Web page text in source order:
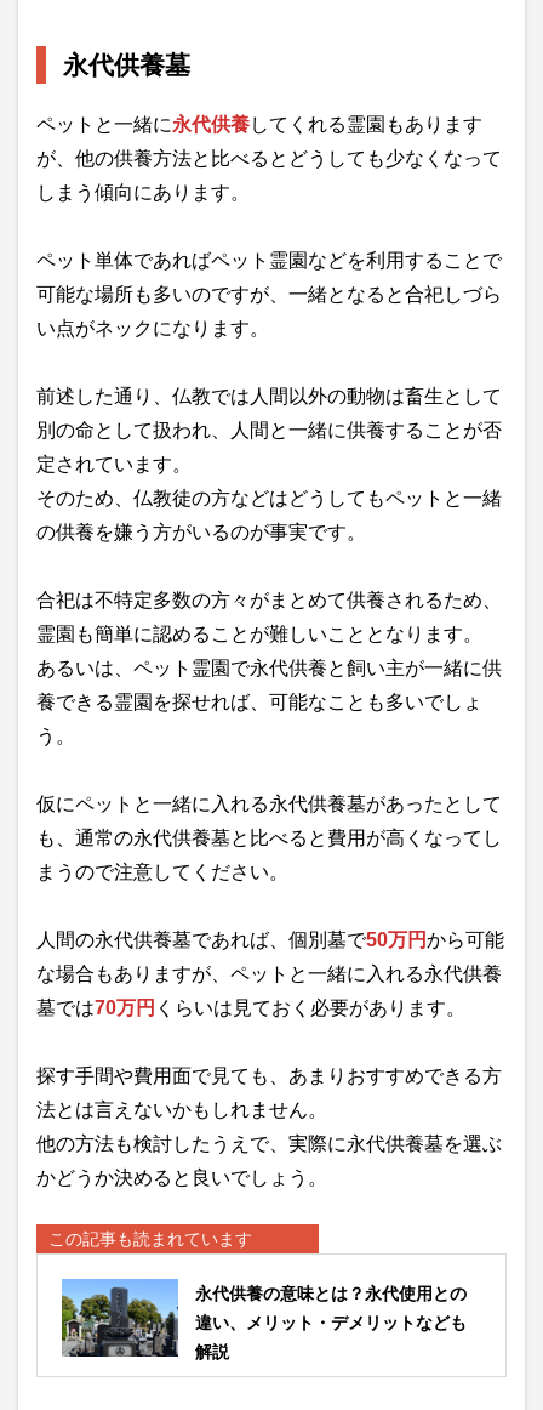
永代供養墓
ペットと一緒に永代供養してくれる霊園もあります
が、他の供養方法と比べるとどうしても少なくなって
しまう傾向にあります。
ペット単体であればペット霊園などを利用することで
可能な場所も多いのですが、一緒となると合祀しづら
い点がネックになります。
前述した通り、仏教では人間以外の動物は畜生として
別の命として扱われ、人間と一緒に供養することが否
定されています。
そのため、仏教徒の方などはどうしてもペットと一緒
の供養を嫌う方がいるのが事実です。
合祀は不特定多数の方々がまとめて供養されるため、
霊園も簡単に認めることが難しいこととなります。
あるいは、ペット霊園で永代供養と飼い主が一緒に供
養できる霊園を探せれば、可能なことも多いでしょ
う。
仮にペットと一緒に入れる永代供養墓があったとして
も、通常の永代供養墓と比べると費用が高くなってし
まうので注意してください。
人間の永代供養墓であれば、個別墓で50万円から可能
な場合もありますが、ペットと一緒に入れる永代供養
墓では70万円 くらいは見ておく必要があります。
探す手間や費用面で見ても、あまりおすすめできる方
法とは言えないかもしれません。
他の方法も検討したうえで、実際に永代供養墓を選ぶ
かどうか決めると良いでしょう。
この記事も読まれています
永代供養の意味とは？永代使用との
違い、メリット・デメリットなども
解説